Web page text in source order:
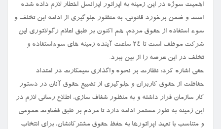
اهمیت سوژه در این زمینه به اپراتور ایرانسل اخطار لازم داده شده
است و ضمن برخورد قانونی، به منظور جلوگیری از ادامه این تخلف و
سوء استفاده از حقوق مردم، هم اکنون بر طبق اعلام رگولاتوری این
شرکت موظف است تا ۲۴ ساعت آینده زمینه های سوءاستفاده و
تخلف در این عرصه را از بین ببرد.
حقی اشاره کرد: نظارت بر نحوه واگذاری سیمکارت در امتداد
حفاظت از حقوق کاربران و جلوگیری از تضییع حقوق آنان در دستور
کار سازمان قرار داشته و به منظور شفاف سازی، اطلاع رسانی لازم در
این زمینه به طور مستمر ادامه دارد تا مردم بر طبق قضاوت عمومی
و متناسب با تعهد اپراتورها به حفظ حقوق مشترکانشان، برای انتخاب